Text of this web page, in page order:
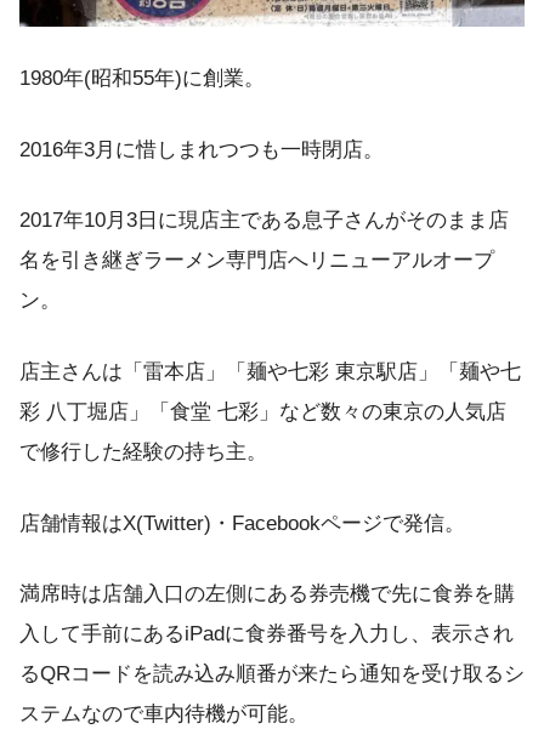
1980年(昭和55年)に創業。
2016年3月に惜しまれつつも一時閉店。
2017年10月3日に現店主である息子さんがそのまま店
名を引き継ぎラーメン専門店へリニューアルオープ
ン。
店主さんは「雷本店」「麺や七彩 東京駅店」「麺や七
彩 八丁堀店」「食堂 七彩」など数々の東京の人気店
で修行した経験の持ち主。
店舗情報はX(Twitter)・Facebookページで発信。
満席時は店舗入口の左側にある券売機で先に食券を購
入して手前にあるiPadに食券番号を入力し、表示され
るQRコードを読み込み順番が来たら通知を受け取るシ
ステムなので車内待機が可能。